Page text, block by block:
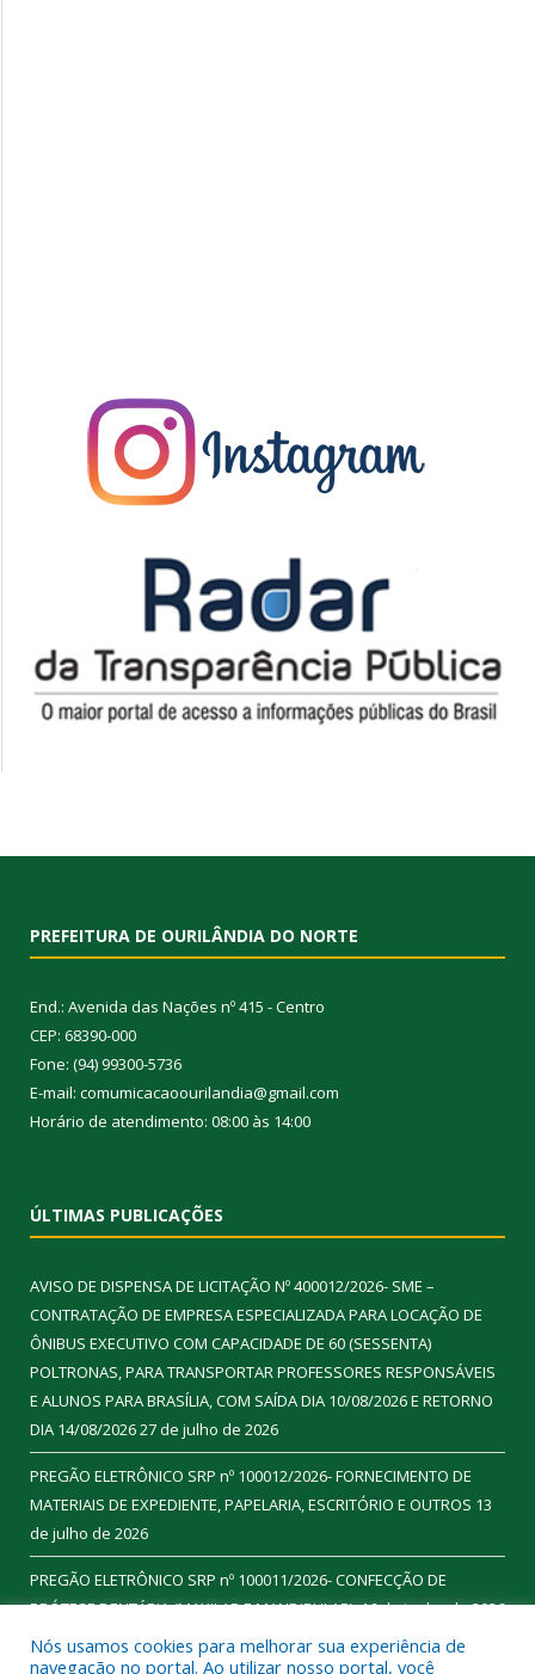
PREFEITURA DE OURILÂNDIA DO NORTE
End.: Avenida das Nações nº 415 - Centro
CEP: 68390-000
Fone: (94) 99300-5736
E-mail: comumicacaoourilandia@gmail.com
Horário de atendimento: 08:00 às 14:00
ÚLTIMAS PUBLICAÇÕES
AVISO DE DISPENSA DE LICITAÇÃO Nº 400012/2026- SME –
CONTRATAÇÃO DE EMPRESA ESPECIALIZADA PARA LOCAÇÃO DE
ÔNIBUS EXECUTIVO COM CAPACIDADE DE 60 (SESSENTA)
POLTRONAS, PARA TRANSPORTAR PROFESSORES RESPONSÁVEIS
E ALUNOS PARA BRASÍLIA, COM SAÍDA DIA 10/08/2026 E RETORNO
DIA 14/08/202627 de julho de 2026
PREGÃO ELETRÔNICO SRP nº 100012/2026- FORNECIMENTO DE
MATERIAIS DE EXPEDIENTE, PAPELARIA, ESCRITÓRIO E OUTROS 13
de julho de 2026
PREGÃO ELETRÔNICO SRP nº 100011/2026- CONFECÇÃO DE
PRÓTESE DENTÁRIA (MAXILAR E MANDIBULAR).16 de junho de 2026
Nós usamos cookies para melhorar sua experiência de
navegação no portal. Ao utilizar nosso portal, você